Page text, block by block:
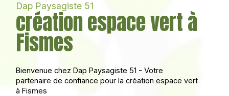
Dap Paysagiste 51
création espace vert à
Fismes
Bienvenue chez Dap Paysagiste 51 - Votre
partenaire de confiance pour la création espace vert
à Fismes